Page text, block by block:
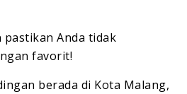
Anda tidak
favorit!
berada di Kota Malang,